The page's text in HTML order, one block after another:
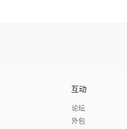
互动
论坛
外包